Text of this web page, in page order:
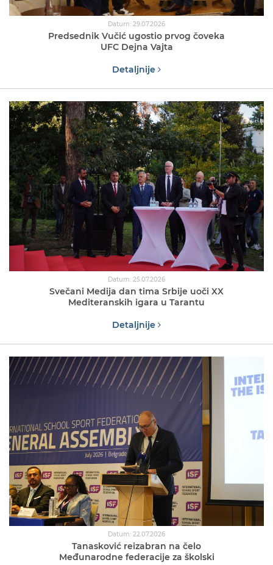
Datum: 29.07.2026
Predsednik Vučić ugostio prvog čoveka
UFC Dejna Vajta
Detaljnije
Datum: 25.07.2026
Svečani Medija dan tima Srbije uoči XX
Mediteranskih igara u Tarantu
Detaljnije
Datum: 22.07.2026
Tanasković reizabran na čelo
Međunarodne federacije za školski